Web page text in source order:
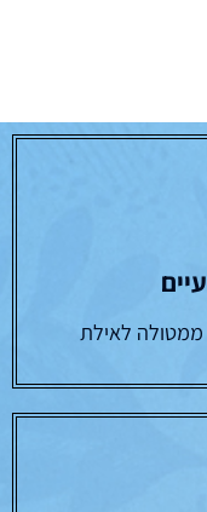
ממטולה לאילת